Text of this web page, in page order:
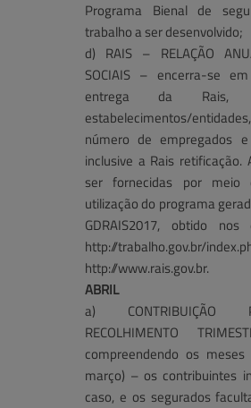
Programa Bienal de
trabalho a ser desenvolvido;
d) RAIS – RELAÇÃO
SOCIAIS – encerra-se
entrega da
estabelecimentos/
número de empregados
inclusive a Rais retificação.
ser fornecidas por meio
utilização do programa
GDRAIS2017, obtido nos
http://
http://www.rais.gov.br.
ABRIL
a) CONTRIBUIÇÃO
RECOLHIMENTO
compreendendo os
março) – os contribuintes
caso, e os segurados